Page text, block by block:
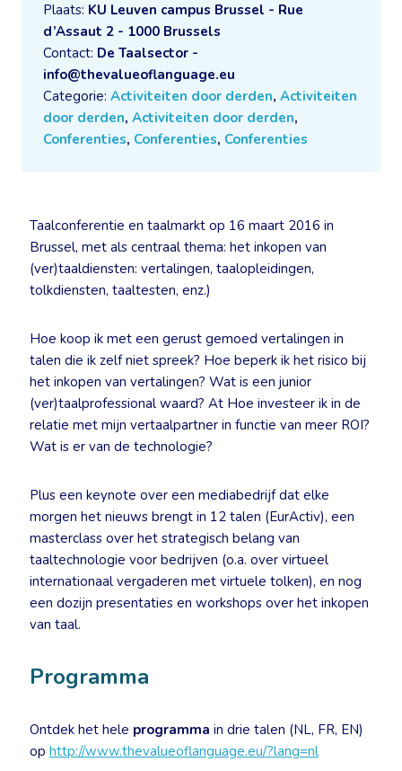
Plaats: KU Leuven campus Brussel - Rue
d’Assaut 2 - 1000 Brussels
Contact: De Taalsector -
info@thevalueoflanguage.eu
Categorie: Activiteiten door derden, Activiteiten
door derden, Activiteiten door derden,
Conferenties, Conferenties, Conferenties
Taalconferentie en taalmarkt op 16 maart 2016 in
Brussel, met als centraal thema: het inkopen van
(ver)taaldiensten: vertalingen, taalopleidingen,
tolkdiensten, taaltesten, enz.)
Hoe koop ik met een gerust gemoed vertalingen in
talen die ik zelf niet spreek? Hoe beperk ik het risico bij
het inkopen van vertalingen? Wat is een junior
(ver)taalprofessional waard? At Hoe investeer ik in de
relatie met mijn vertaalpartner in functie van meer ROI?
Wat is er van de technologie?
Plus een keynote over een mediabedrijf dat elke
morgen het nieuws brengt in 12 talen (EurActiv), een
masterclass over het strategisch belang van
taaltechnologie voor bedrijven (o.a. over virtueel
internationaal vergaderen met virtuele tolken), en nog
een dozijn presentaties en workshops over het inkopen
van taal.
Programma
Ontdek het hele programma in drie talen (NL, FR, EN)
op http://www.thevalueoflanguage.eu/?lang=nl